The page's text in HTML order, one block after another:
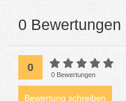
0
0
0 Bewertungen
Bewertung schreiben